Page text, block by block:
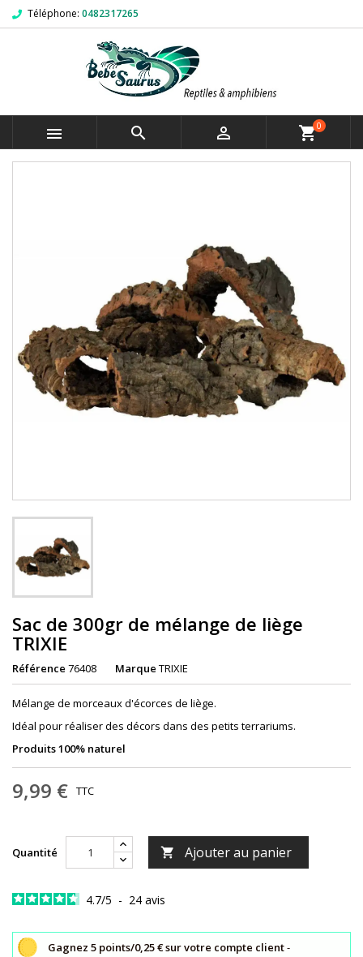
Téléphone: 0482317265
   shopping_cart0
Sac de 300gr de mélange de liège
TRIXIE
Référence 76408 Marque TRIXIE
Mélange de morceaux d'écorces de liège.
Idéal pour réaliser des décors dans des petits terrariums.
Produits 100% naturel
9,99 € TTC
Quantité  Ajouter au panier
4.7/5 - 24 avis
Gagnez 5 points/0,25 € sur votre compte client-